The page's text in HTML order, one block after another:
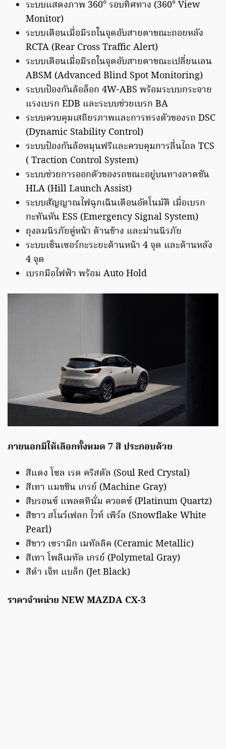
ระบบแสดงภาพ 360° รอบทิศทาง (360° View
Monitor)
ระบบเตือนเมื่อมีรถในจุดอับสายตาขณะถอยหลัง
RCTA (Rear Cross Traffic Alert)
ระบบเตือนเมื่อมีรถในจุดอับสายตาขณะเปลี่ยนเลน
ABSM (Advanced Blind Spot Monitoring)
ระบบป้องกันล้อล็อก 4W-ABS พร้อมระบบกระจาย
แรงเบรก EDB และระบบช่วยเบรก BA
ระบบควบคุมเสถียรภาพและการทรงตัวของรถ DSC
(Dynamic Stability Control)
ระบบป้องกันล้อหมุนฟรีและควบคุมการลื่นไถล TCS
( Traction Control System)
ระบบช่วยการออกตัวของรถขณะอยู่บนทางลาดชัน
HLA (Hill Launch Assist)
ระบบสัญญาณไฟฉุกเฉินเตือนอัตโนมัติ เมื่อเบรก
กะทันหัน ESS (Emergency Signal System)
ถุงลมนิรภัยคู่หน้า ด้านข้าง และม่านนิรภัย
ระบบเซ็นเซอร์กะระยะด้านหน้า 4 จุด และด้านหลัง
4 จุด
เบรกมือไฟฟ้า พร้อม Auto Hold
ภายนอกมีให้เลือกทั้งหมด 7 สี ประกอบด้วย
สีแดง โซล เรด คริสตัล (Soul Red Crystal)
สีเทา แมชชีน เกรย์ (Machine Gray)
สีบรอนซ์ แพลตทินั่ม ควอตซ์ (Platinum Quartz)
สีขาว สโนว์เฟลก ไวท์ เพิร์ล (Snowflake White
Pearl)
สีขาว เซรามิก เมทัลลิค (Ceramic Metallic)
สีเทา โพลีเมทัล เกรย์ (Polymetal Gray)
สีดำ เจ็ท แบล็ก (Jet Black)
ราคาจำหน่าย NEW MAZDA CX-3